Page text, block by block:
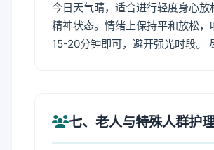
今日天气晴，适合进行轻度身心
精神状态。情绪上保持平和放松
15-20分钟即可，避开强光时段。
七、老人与特殊人群护